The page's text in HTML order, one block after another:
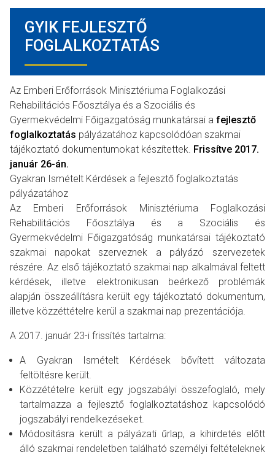
GYIK FEJLESZTŐ
FOGLALKOZTATÁS
Az Emberi Erőforrások Minisztériuma Foglalkozási
Rehabilitációs Főosztálya és a Szociális és
Gyermekvédelmi Főigazgatóság munkatársai a fejlesztő
foglalkoztatás pályázatához kapcsolódóan szakmai
tájékoztató dokumentumokat készítettek. Frissítve 2017.
január 26-án.
Gyakran Ismételt Kérdések a fejlesztő foglalkoztatás
pályázatához
Az Emberi Erőforrások Minisztériuma Foglalkozási
Rehabilitációs Főosztálya és a Szociális és
Gyermekvédelmi Főigazgatóság munkatársai tájékoztató
szakmai napokat szerveznek a pályázó szervezetek
részére. Az első tájékoztató szakmai nap alkalmával feltett
kérdések, illetve elektronikusan beérkező problémák
alapján összeállításra került egy tájékoztató dokumentum,
illetve közzéttételre kerül a szakmai nap prezentációja.
A 2017. január 23-i frissítés tartalma:
A Gyakran Ismételt Kérdések bővített változata
feltöltésre került.
Közzétételre került egy jogszabályi összefoglaló, mely
tartalmazza a fejlesztő foglalkoztatáshoz kapcsolódó
jogszabályi rendelkezéseket.
Módosításra került a pályázati űrlap, a kihirdetés előtt
álló szakmai rendeletben található személyi feltételeknek